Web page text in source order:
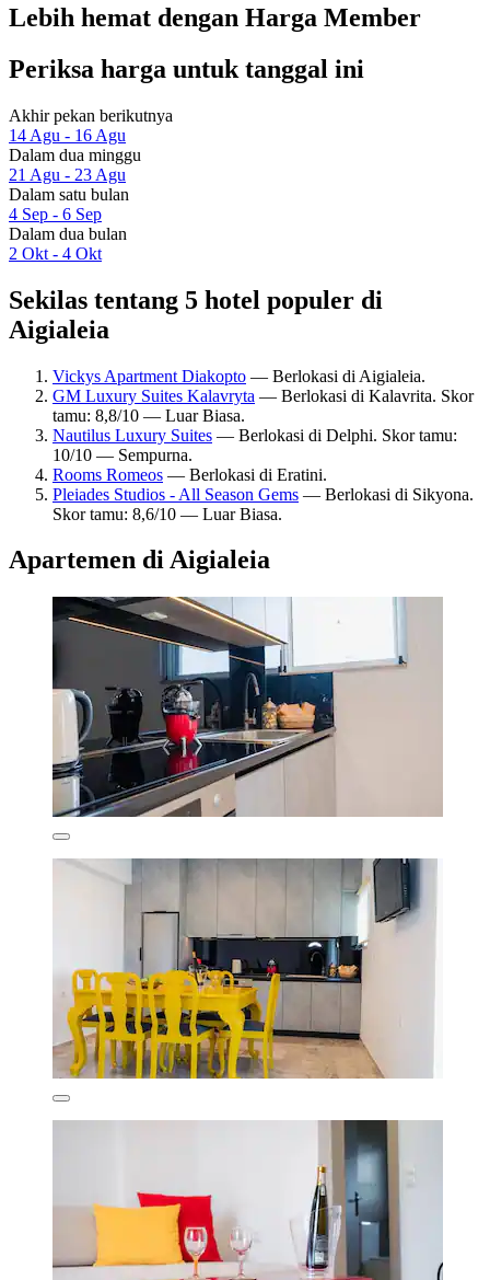
Lebih hemat dengan Harga Member
Periksa harga untuk tanggal ini
Akhir pekan berikutnya
14 Agu - 16 Agu
Dalam dua minggu
21 Agu - 23 Agu
Dalam satu bulan
4 Sep - 6 Sep
Dalam dua bulan
2 Okt - 4 Okt
Sekilas tentang 5 hotel populer di
Aigialeia
Vickys Apartment Diakopto — Berlokasi di Aigialeia.
GM Luxury Suites Kalavryta — Berlokasi di Kalavrita. Skor
tamu: 8,8/10 — Luar Biasa.
Nautilus Luxury Suites — Berlokasi di Delphi. Skor tamu:
10/10 — Sempurna.
Rooms Romeos — Berlokasi di Eratini.
Pleiades Studios - All Season Gems — Berlokasi di Sikyona.
Skor tamu: 8,6/10 — Luar Biasa.
Apartemen di Aigialeia